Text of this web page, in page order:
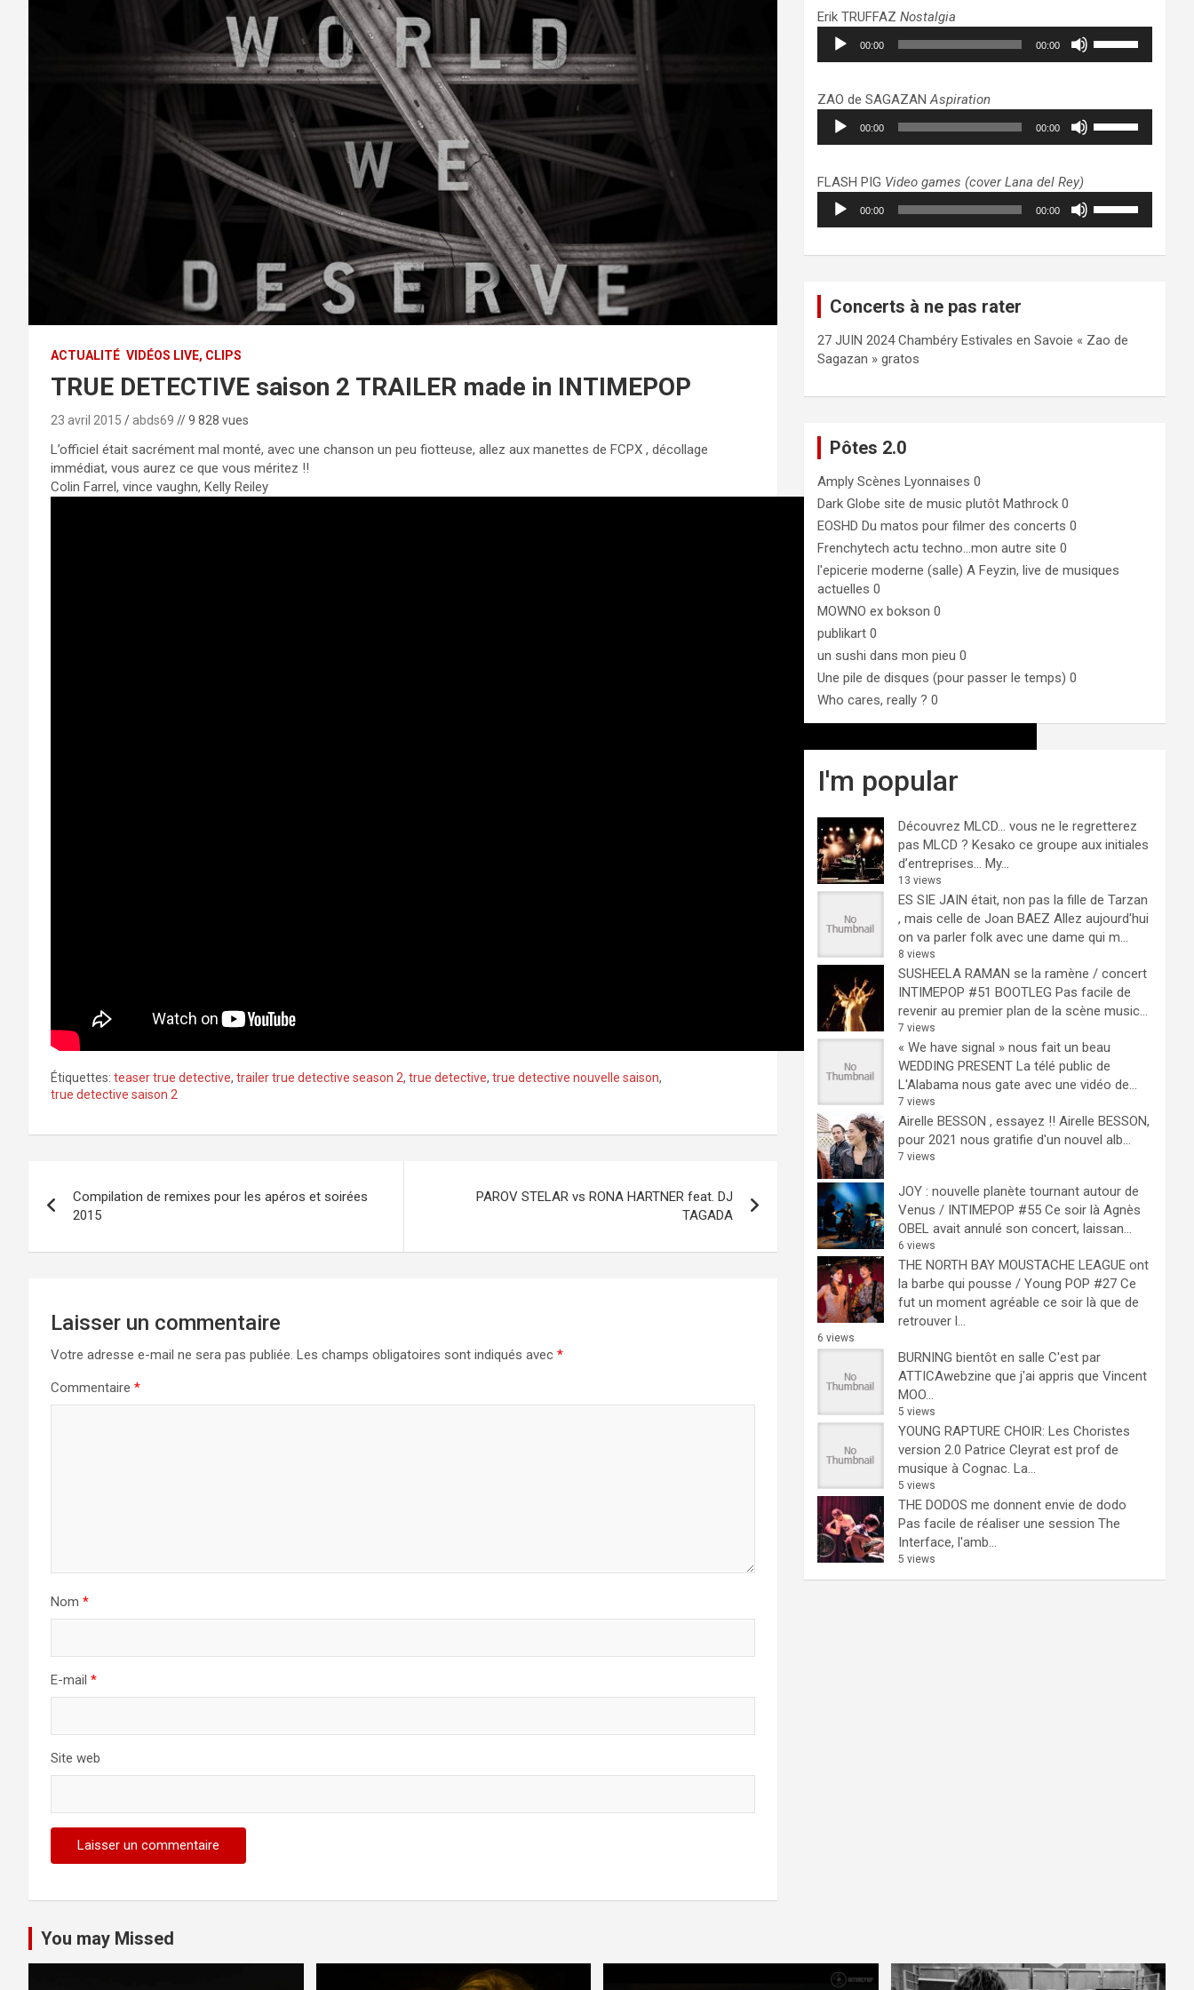
ACTUALITÉ VIDÉOS LIVE, CLIPS
TRUE DETECTIVE saison 2 TRAILER made in INTIMEPOP
23 avril 2015 abds69 // 9 828 vues
L’officiel était sacrément mal monté, avec une chanson un peu fiotteuse, allez aux manettes de FCPX , décollage
immédiat, vous aurez ce que vous méritez !!
Colin Farrel, vince vaughn, Kelly Reiley
Étiquettes: teaser true detective, trailer true detective season 2, true detective, true detective nouvelle saison,
true detective saison 2
de
l’article
Compilation de remixes pour les apéros et soirées
2015
PAROV STELAR vs RONA HARTNER feat. DJ
TAGADA
Laisser un commentaire
Votre adresse e-mail ne sera pas publiée. Les champs obligatoires sont indiqués avec *
Commentaire *
Nom *
E-mail *
Site web
pour
augmenter
ou
volume.
Erik TRUFFAZNostalgia
Lecteur
audio
00:00 00:00
pour
augmenter
ou
volume.
ZAO de SAGAZANAspiration
Lecteur
audio
00:00 00:00
pour
augmenter
ou
FLASH PIG Video games (cover Lana del Rey)
Lecteur
audio
00:00 00:00
haut/bas
le
Concerts à ne pas rater
27 JUIN 2024 Chambéry Estivales en Savoie « Zao de
Sagazan » gratos
Pôtes 2.0
Amply Scènes Lyonnaises 0
Dark Globe site de music plutôt Mathrock 0
EOSHD Du matos pour filmer des concerts 0
Frenchytech actu techno…mon autre site 0
l'epicerie moderne (salle) A Feyzin, live de musiques
actuelles 0
MOWNO ex bokson 0
publikart 0
un sushi dans mon pieu 0
Une pile de disques (pour passer le temps) 0
Who cares, really ? 0
I'm popular
Découvrez MLCD… vous ne le regretterez
pas MLCD ? Kesako ce groupe aux initiales
d’entreprises… My...
13 views
ES SIE JAIN était, non pas la fille de Tarzan
, mais celle de Joan BAEZ Allez aujourd'hui
on va parler folk avec une dame qui m...
8 views
SUSHEELA RAMAN se la ramène / concert
INTIMEPOP #51 BOOTLEG Pas facile de
revenir au premier plan de la scène music...
7 views
« We have signal » nous fait un beau
WEDDING PRESENT La télé public de
L'Alabama nous gate avec une vidéo de...
7 views
Airelle BESSON , essayez !! Airelle BESSON,
pour 2021 nous gratifie d'un nouvel alb...
7 views
JOY : nouvelle planète tournant autour de
Venus / INTIMEPOP #55 Ce soir là Agnès
OBEL avait annulé son concert, laissan...
6 views
THE NORTH BAY MOUSTACHE LEAGUE ont
la barbe qui pousse / Young POP #27 Ce
fut un moment agréable ce soir là que de
retrouver l...
6 views
BURNING bientôt en salle C'est par
ATTICAwebzine que j'ai appris que Vincent
MOO...
5 views
YOUNG RAPTURE CHOIR: Les Choristes
version 2.0 Patrice Cleyrat est prof de
musique à Cognac. La...
5 views
THE DODOS me donnent envie de dodo
Pas facile de réaliser une session The
Interface, l'amb...
5 views
You may Missed